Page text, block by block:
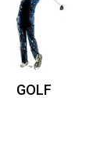
GOLF